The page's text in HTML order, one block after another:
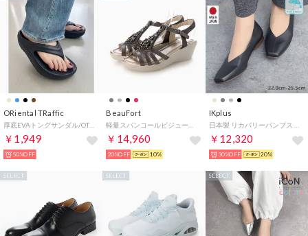
ORiental TRaffic
￥1,949
50%OFF
BeauFort
￥14,960
20%OFF 10%
IKplus
￥12,320
30%OFF 20%
SELECT SELECT SELECT